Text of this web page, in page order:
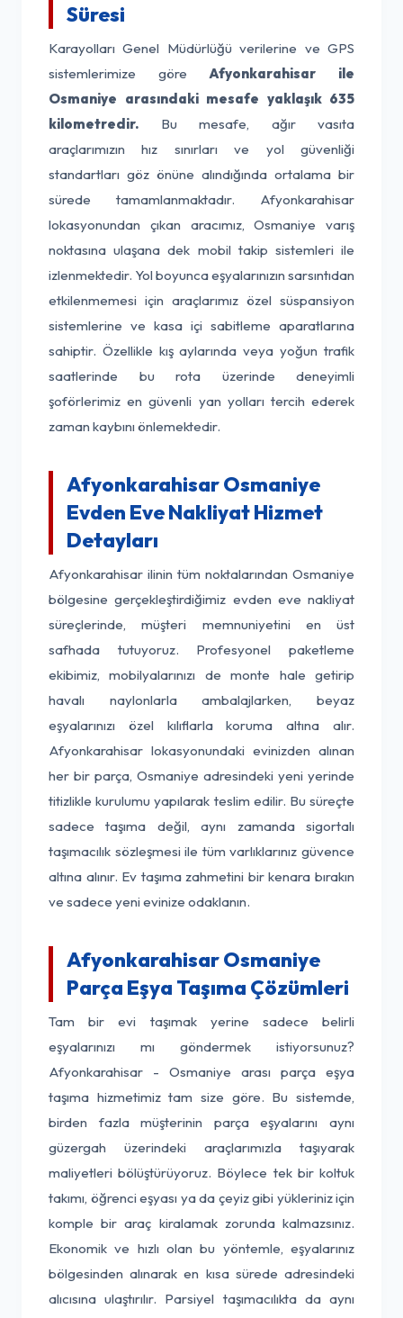
Süresi
Karayolları Genel Müdürlüğü verilerine ve GPS
sistemlerimize göreAfyonkarahisar ile
Osmaniye arasındaki mesafe yaklaşık 635
kilometredir. Bu mesafe, ağır vasıta
araçlarımızın hız sınırları ve yol güvenliği
standartları göz önüne alındığında ortalama bir
sürede tamamlanmaktadır. Afyonkarahisar
lokasyonundan çıkan aracımız, Osmaniye varış
noktasına ulaşana dek mobil takip sistemleri ile
izlenmektedir. Yol boyunca eşyalarınızın sarsıntıdan
etkilenmemesi için araçlarımız özel süspansiyon
sistemlerine ve kasa içi sabitleme aparatlarına
sahiptir. Özellikle kış aylarında veya yoğun trafik
saatlerinde bu rota üzerinde deneyimli
şoförlerimiz en güvenli yan yolları tercih ederek
zaman kaybını önlemektedir.
Afyonkarahisar Osmaniye
Evden Eve Nakliyat Hizmet
Detayları
Afyonkarahisar ilinin tüm noktalarından Osmaniye
bölgesine gerçekleştirdiğimiz evden eve nakliyat
süreçlerinde, müşteri memnuniyetini en üst
safhada tutuyoruz. Profesyonel paketleme
ekibimiz, mobilyalarınızı de monte hale getirip
havalı naylonlarla ambalajlarken, beyaz
eşyalarınızı özel kılıflarla koruma altına alır.
Afyonkarahisar lokasyonundaki evinizden alınan
her bir parça, Osmaniye adresindeki yeni yerinde
titizlikle kurulumu yapılarak teslim edilir. Bu süreçte
sadece taşıma değil, aynı zamanda sigortalı
taşımacılık sözleşmesi ile tüm varlıklarınız güvence
altına alınır. Ev taşıma zahmetini bir kenara bırakın
ve sadece yeni evinize odaklanın.
Afyonkarahisar Osmaniye
Parça Eşya Taşıma Çözümleri
Tam bir evi taşımak yerine sadece belirli
eşyalarınızı mı göndermek istiyorsunuz?
Afyonkarahisar - Osmaniye arası parça eşya
taşıma hizmetimiz tam size göre. Bu sistemde,
birden fazla müşterinin parça eşyalarını aynı
güzergah üzerindeki araçlarımızla taşıyarak
maliyetleri bölüştürüyoruz. Böylece tek bir koltuk
takımı, öğrenci eşyası ya da çeyiz gibi yükleriniz için
komple bir araç kiralamak zorunda kalmazsınız.
Ekonomik ve hızlı olan bu yöntemle, eşyalarınız
bölgesinden alınarak en kısa sürede adresindeki
alıcısına ulaştırılır. Parsiyel taşımacılıkta da aynı